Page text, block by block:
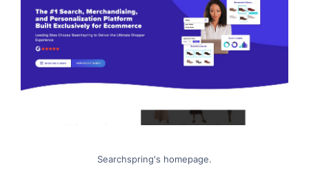
Searchspring's homepage.